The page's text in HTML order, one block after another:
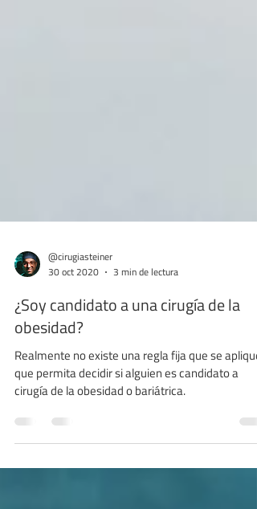
30 oct 2020
3 min de lectura
¿Soy candidato a una cirugía de la
obesidad?
Realmente no existe una regla fija que se aplique
cirugía de la obesidad o bariátrica.